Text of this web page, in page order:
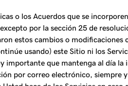
o los Acuerdos que se
por la sección 25 de
estos cambios o
usando) este Sitio ni los
que mantenga al día la
por correo electrónico, siempre